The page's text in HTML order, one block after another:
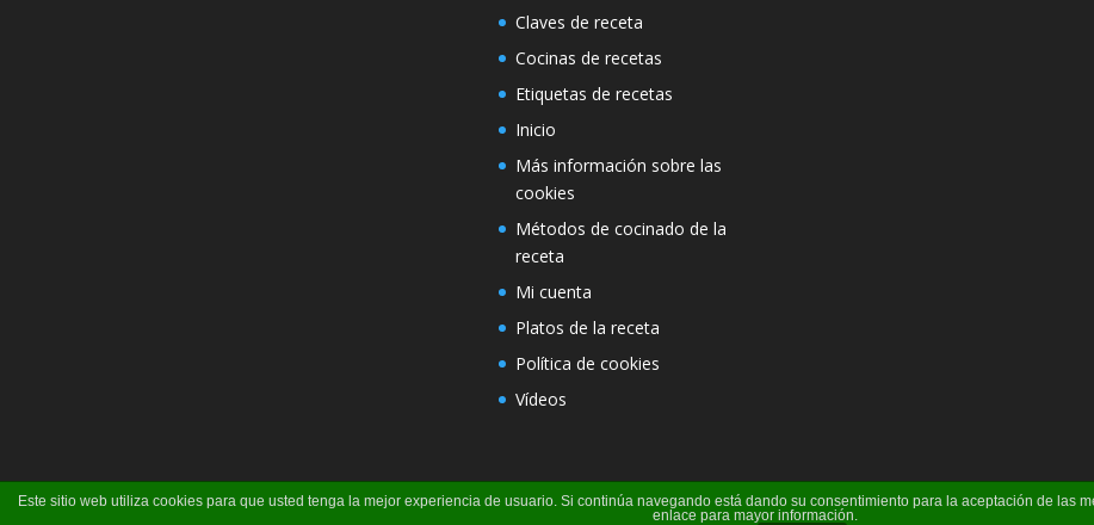
Claves de receta
Cocinas de recetas
Etiquetas de recetas
Inicio
Más información sobre las
cookies
Métodos de cocinado de la
receta
Mi cuenta
Platos de la receta
Política de cookies
Vídeos
Este sitio web utiliza cookies para que usted tenga la mejor experiencia de usuario. Si continúa navegando está dando su consentimiento para la aceptación de las
enlace para mayor información.